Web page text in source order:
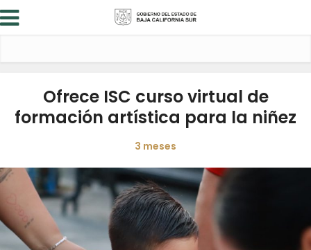
Ofrece ISC curso virtual de
formación artística para la niñez
3 meses